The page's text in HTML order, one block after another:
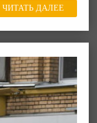
ЧИТАТЬ ДАЛЕЕ